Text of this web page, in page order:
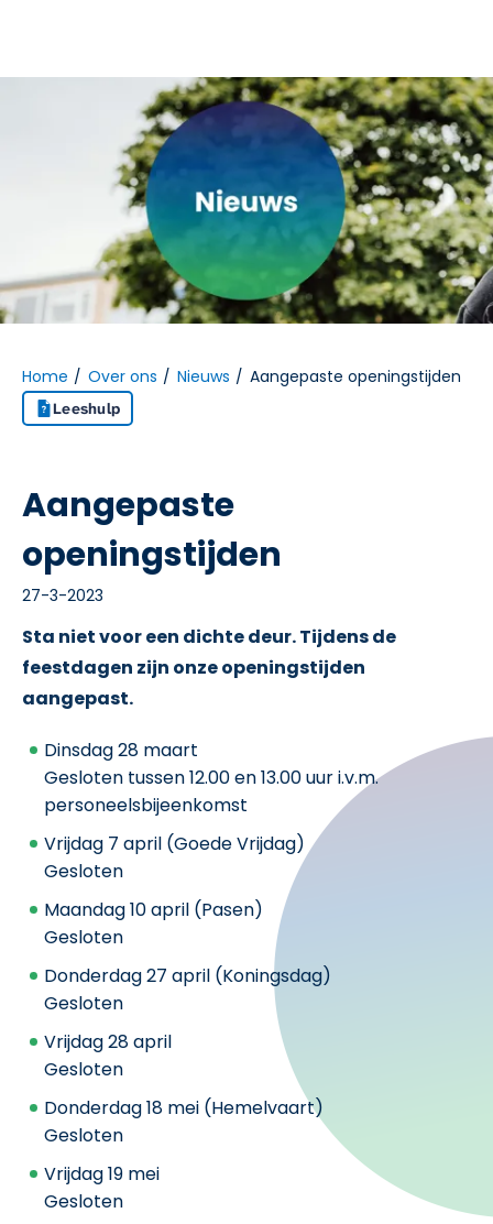
Naar hoofdinhoud
Naar hoofdnavigatiemenu
Home Over ons Nieuws Aangepaste openingstijden
Leeshulp
Aangepaste
openingstijden
27-3-2023
Sta niet voor een dichte deur. Tijdens de
feestdagen zijn onze openingstijden
aangepast.
Dinsdag 28 maart
Gesloten tussen 12.00 en 13.00 uur i.v.m.
personeelsbijeenkomst
Vrijdag 7 april (Goede Vrijdag)
Gesloten
Maandag 10 april (Pasen)
Gesloten
Donderdag 27 april (Koningsdag)
Gesloten
Vrijdag 28 april
Gesloten
Donderdag 18 mei (Hemelvaart)
Gesloten
Vrijdag 19 mei
Gesloten